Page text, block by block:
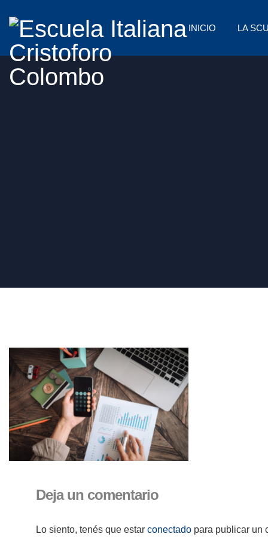
INICIO LA
Deja un comentario
Lo siento, tenés que estar conectado para publicar un